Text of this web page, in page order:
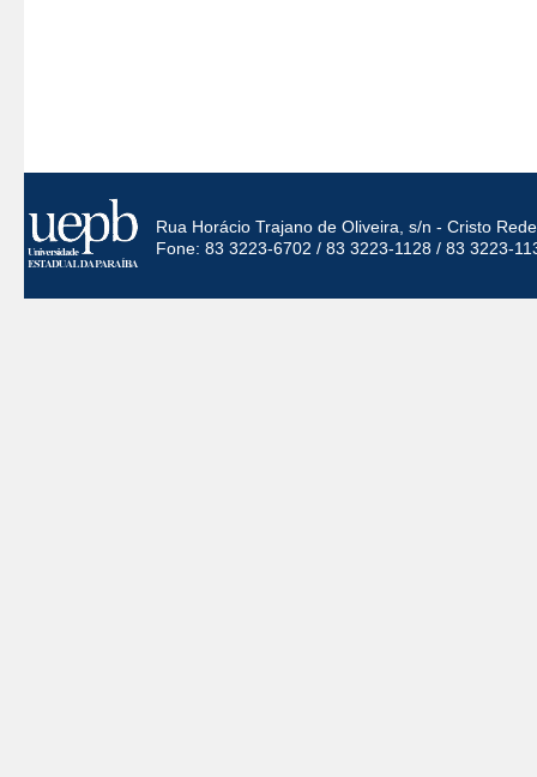
Rua Horácio Trajano de Oliveira, s/n - Cristo
Fone: 83 3223-6702 / 83 3223-1128 / 83 3223-